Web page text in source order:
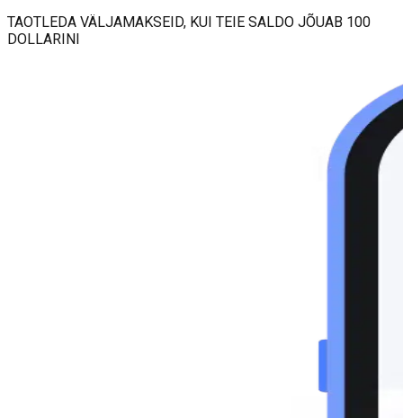
TAOTLEDA VÄLJAMAKSEID, KUI TEIE SALDO JÕUAB 100
DOLLARINI